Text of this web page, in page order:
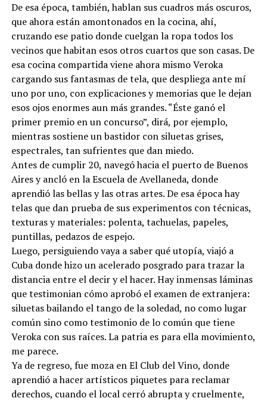
De esa época, también, hablan sus cuadros más oscuros,
que ahora están amontonados en la cocina, ahí,
cruzando ese patio donde cuelgan la ropa todos los
vecinos que habitan esos otros cuartos que son casas. De
esa cocina compartida viene ahora mismo Veroka
cargando sus fantasmas de tela, que despliega ante mí
uno por uno, con explicaciones y memorias que le dejan
esos ojos enormes aun más grandes. “Éste ganó el
primer premio en un concurso”, dirá, por ejemplo,
mientras sostiene un bastidor con siluetas grises,
espectrales, tan sufrientes que dan miedo.
Antes de cumplir 20, navegó hacia el puerto de Buenos
Aires y ancló en la Escuela de Avellaneda, donde
aprendió las bellas y las otras artes. De esa época hay
telas que dan prueba de sus experimentos con técnicas,
texturas y materiales: polenta, tachuelas, papeles,
puntillas, pedazos de espejo.
Luego, persiguiendo vaya a saber qué utopía, viajó a
Cuba donde hizo un acelerado posgrado para trazar la
distancia entre el decir y el hacer. Hay inmensas láminas
que testimonian cómo aprobó el examen de extranjera:
siluetas bailando el tango de la soledad, no como lugar
común sino como testimonio de lo común que tiene
Veroka con sus raíces. La patria es para ella movimiento,
me parece.
Ya de regreso, fue moza en El Club del Vino, donde
aprendió a hacer artísticos piquetes para reclamar
derechos, cuando el local cerró abrupta y cruelmente,